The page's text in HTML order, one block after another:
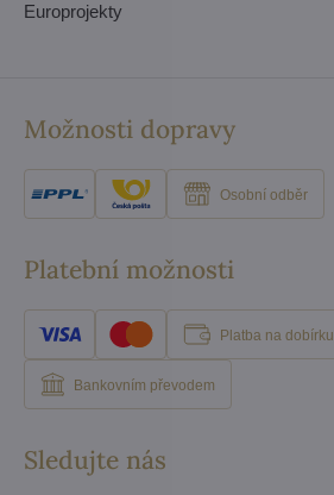
Europrojekty
Možnosti dopravy
Osobní odběr
Platební možnosti
Platba na dobírku
Bankovním převodem
Sledujte nás